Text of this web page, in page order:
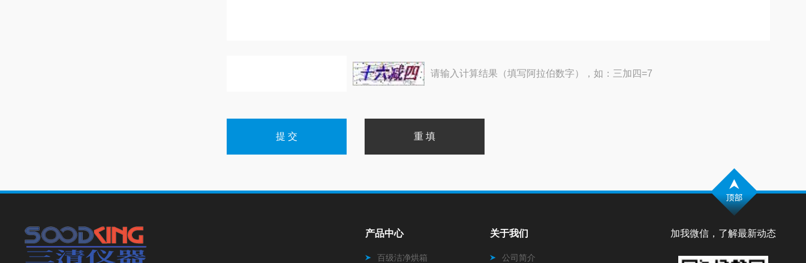
请输入计算结果（填写阿拉伯数字），如：三加四=7
加我微信，了解最新动态
产品中心
百级洁净烘箱
关于我们
公司简介